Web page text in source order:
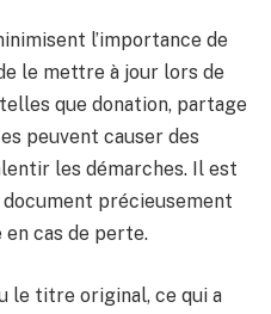
l’importance de
le mettre à jour lors de
que donation, partage
peuvent causer des
les démarches. Il est
précieusement
en cas de perte.
le titre original, ce qui a